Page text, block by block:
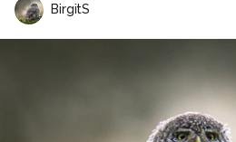
BirgitS